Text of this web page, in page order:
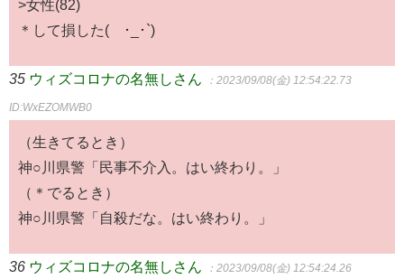
>女性(82)
＊して損した(´･_･`)
35 ウィズコロナの名無しさん ：2023/09/08(金) 12:54:22.73
ID:WxEZOMWB0
（生きてるとき）
神○川県警「民事不介入。はい終わり。」
（＊でるとき）
神○川県警「自殺だな。はい終わり。」
36 ウィズコロナの名無しさん ：2023/09/08(金) 12:54:24.26